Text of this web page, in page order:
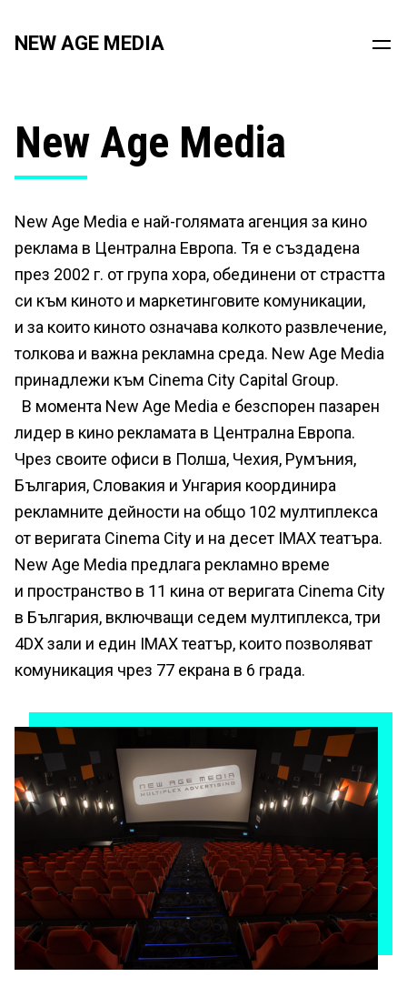
NEW AGE MEDIA
New Age Media
New Age Media е най-голямата агенция за кино
реклама в Централна Европа. Тя е създадена
през 2002 г. от група хора, обединени от страстта
си към киното и маркетинговите комуникации,
и за които киното означава колкото развлечение,
толкова и важна рекламна среда. New Age Media
принадлежи към Cinema City Capital Group.
В момента New Age Media е безспорен пазарен
лидер в кино рекламата в Централна Европа.
Чрез своите офиси в Полша, Чехия, Румъния,
България, Словакия и Унгария координира
рекламните дейности на общо 102 мултиплекса
от веригата Cinema City и на десет IMAX театъра.
New Age Media предлага рекламно време
и пространство в 11 кина от веригата Cinema City
в България, включващи седем мултиплекса, три
4DX зали и един IMAX театър, които позволяват
комуникация чрез 77 екрана в 6 града.